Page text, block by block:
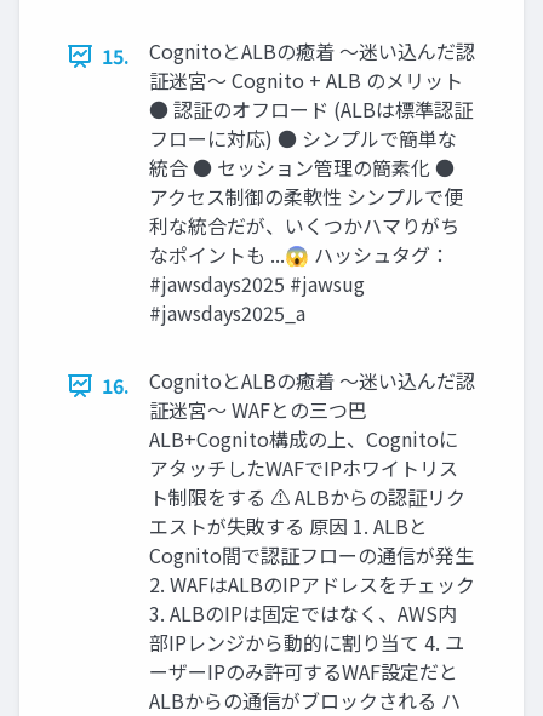
15.
CognitoとALBの癒着 〜迷い込んだ認
証迷宮〜 Cognito + ALB のメリット
● 認証のオフロード (ALBは標準認証
フローに対応) ● シンプルで簡単な
統合 ● セッション管理の簡素化 ●
アクセス制御の柔軟性 シンプルで便
利な統合だが、いくつかハマりがち
なポイントも ...😱 ハッシュタグ：
#jawsdays2025 #jawsug
#jawsdays2025_a
16.
CognitoとALBの癒着 〜迷い込んだ認
証迷宮〜 WAFとの三つ巴
ALB+Cognito構成の上、Cognitoに
アタッチしたWAFでIPホワイトリス
ト制限をする ⚠ ALBからの認証リク
エストが失敗する 原因 1. ALBと
Cognito間で認証フローの通信が発生
2. WAFはALBのIPアドレスをチェック
3. ALBのIPは固定ではなく、AWS内
部IPレンジから動的に割り当て 4. ユ
ーザーIPのみ許可するWAF設定だと
ALBからの通信がブロックされる ハ